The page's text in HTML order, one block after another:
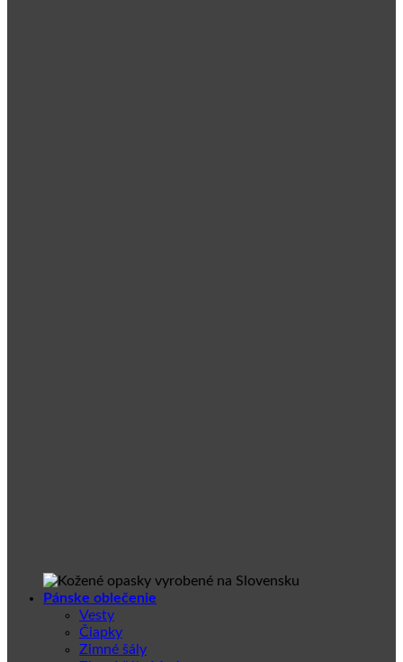
Pánske oblečenie
Vesty
Čiapky
Zimné šály